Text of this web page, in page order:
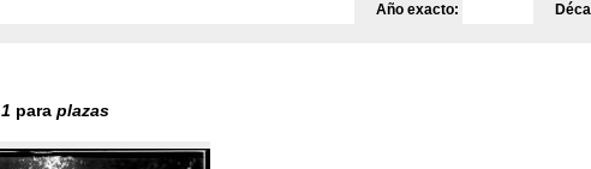
Año exacto:
1 para plazas